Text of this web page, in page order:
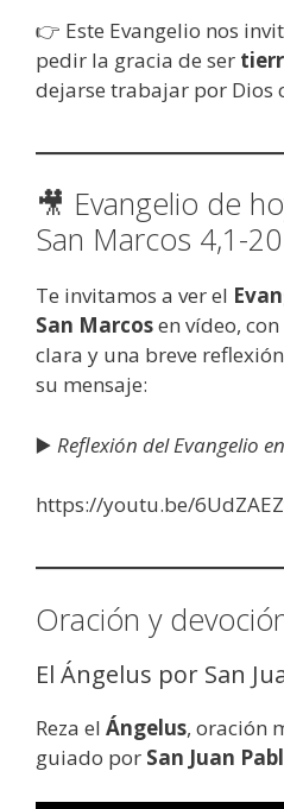
👉 Este Evangelio nos
pedir la gracia de ser
dejarse trabajar por Dios
🎥 Evangelio de
San Marcos 4,1-20
Te invitamos a ver el
San Marcosen vídeo,
clara y una breve
su mensaje:
▶️ Reflexión del Evangelio
https://youtu.be/
Oración y
El Ángelus por San
Reza el Ángelus, oración
guiado por San Juan